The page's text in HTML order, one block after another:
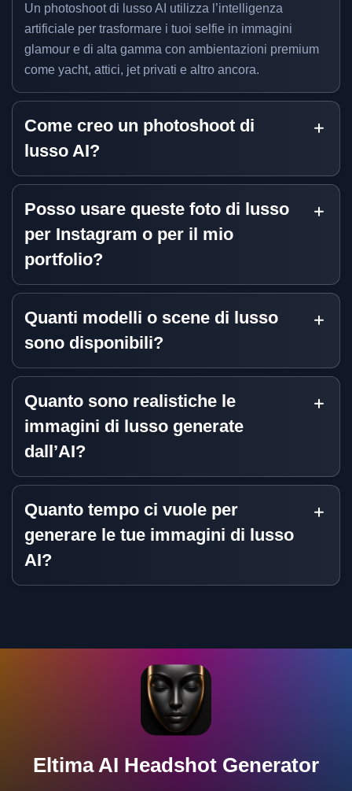
Un photoshoot di lusso AI utilizza l’intelligenza
artificiale per trasformare i tuoi selfie in immagini
glamour e di alta gamma con ambientazioni premium
come yacht, attici, jet privati e altro ancora.
Come creo un photoshoot di
lusso AI?
Posso usare queste foto di lusso
per Instagram o per il mio
portfolio?
Quanti modelli o scene di lusso
sono disponibili?
Quanto sono realistiche le
immagini di lusso generate
dall’AI?
Quanto tempo ci vuole per
generare le tue immagini di lusso
AI?
Eltima AI Headshot Generator